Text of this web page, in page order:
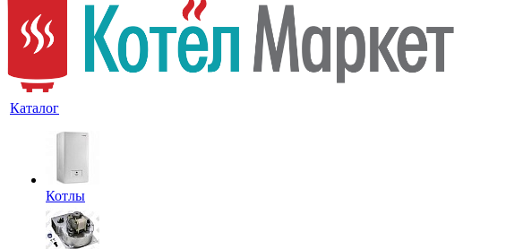
Каталог
Котлы